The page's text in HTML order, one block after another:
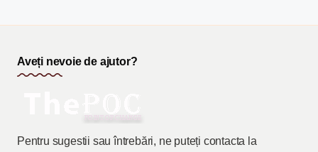
Aveți nevoie de ajutor?
Pentru sugestii sau întrebări, ne puteți contacta la